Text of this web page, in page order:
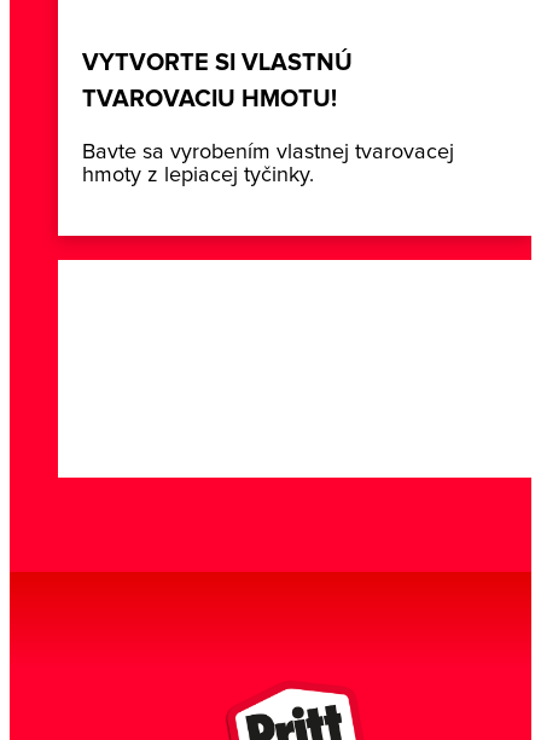
VYTVORTE SI VLASTNÚ
TVAROVACIU HMOTU!
Bavte sa vyrobením vlastnej tvarovacej
hmoty z lepiacej tyčinky.